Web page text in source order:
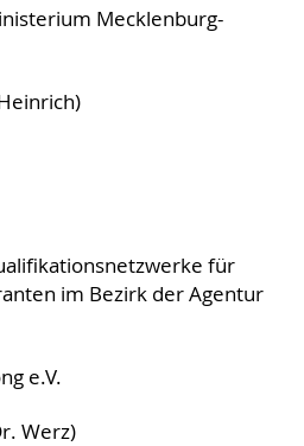
Mecklenburg-
für
im Bezirk der Agentur
e.V.
Werz)